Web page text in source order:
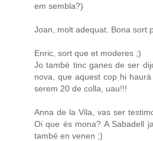
em sembla?)
Joan, molt adequat. Bona sort
Enric, sort que et moderes ;)
Jo també tinc ganes de ser
nova, que aquest cop hi
serem 20 de colla, uau!!!
Anna de la Vila, vas ser
Oi que és mona? A Sabadell
també en venen ;)